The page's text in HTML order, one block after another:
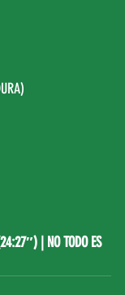
)
NO TODO ES